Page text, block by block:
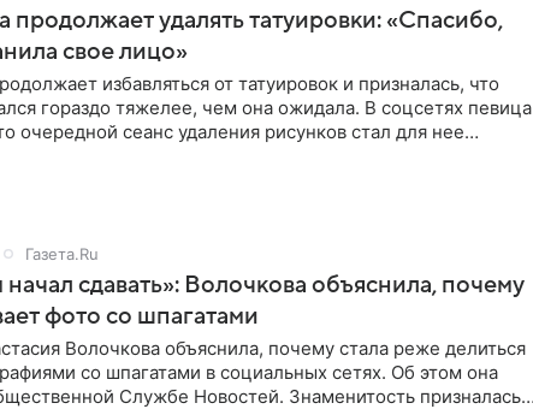
продолжает удалять татуировки: «Спасибо,
свое лицо»
избавляться от татуировок и призналась, что
гораздо тяжелее, чем она ожидала. В соцсетях певица
очередной сеанс удаления рисунков стал для нее
Газета.Ru
сдавать»: Волочкова объяснила, почему
фото со шпагатами
Волочкова объяснила, почему стала реже делиться
со шпагатами в социальных сетях. Об этом она
Службе Новостей. Знаменитость призналась,